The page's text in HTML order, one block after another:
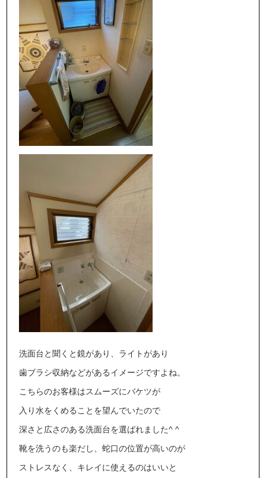
洗面台と聞くと鏡があり、ライトがあり
歯ブラシ収納などがあるイメージですよね。
こちらのお客様はスムーズにバケツが
入り水をくめることを望んでいたので
深さと広さのある洗面台を選ばれました^ ^
靴を洗うのも楽だし、蛇口の位置が高いのが
ストレスなく、キレイに使えるのはいいと